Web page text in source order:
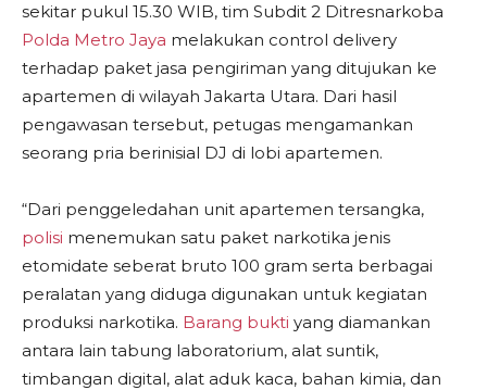
sekitar pukul 15.30 WIB, tim Subdit 2 Ditresnarkoba
Polda Metro Jaya melakukan control delivery
terhadap paket jasa pengiriman yang ditujukan ke
apartemen di wilayah Jakarta Utara. Dari hasil
pengawasan tersebut, petugas mengamankan
seorang pria berinisial DJ di lobi apartemen.
“Dari penggeledahan unit apartemen tersangka,
polisi menemukan satu paket narkotika jenis
etomidate seberat bruto 100 gram serta berbagai
peralatan yang diduga digunakan untuk kegiatan
produksi narkotika. Barang bukti yang diamankan
antara lain tabung laboratorium, alat suntik,
timbangan digital, alat aduk kaca, bahan kimia, dan